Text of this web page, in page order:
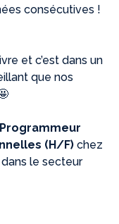
consécutives !
et c’est dans un
que nos
Programmeur
(H/F) chez
le secteur